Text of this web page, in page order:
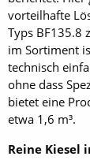
vorteilhafte
Typs BF135.8
im Sortiment
technisch
ohne dass
bietet eine
etwa 1,6 m³.
Reine Kiesel